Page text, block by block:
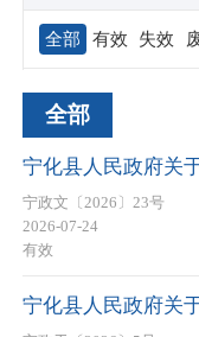
全部 有效 失效
全部
宁化县人民政府关
宁政文〔2026〕23号
2026-07-24
有效
宁化县人民政府关